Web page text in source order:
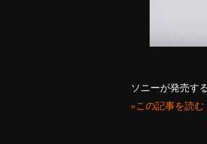
ソニーが発売す
»この記事を読む